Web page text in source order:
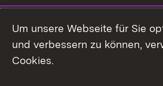
Um unsere Webseite für Sie
und verbessern zu können,
Cookies.